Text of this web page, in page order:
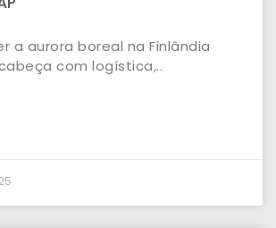
a aurora boreal na Finlândia
com logística,..